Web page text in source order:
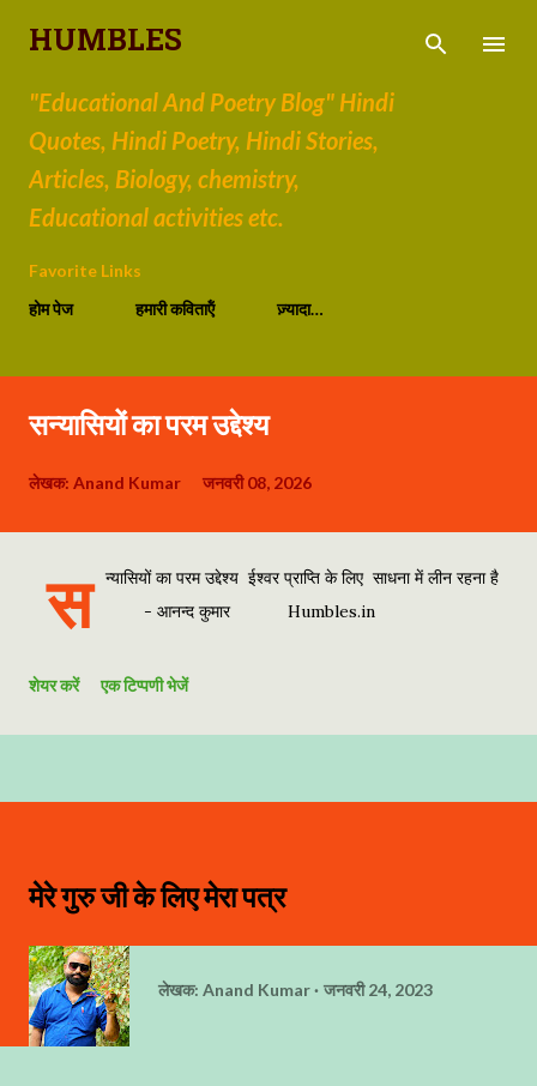
HUMBLES
"Educational And Poetry Blog" Hindi
Quotes, Hindi Poetry, Hindi Stories,
Articles, Biology, chemistry,
Educational activities etc.
Favorite Links
होम पेज
हमारी कविताऍं ज़्यादा…
सन्यासियों का परम उद्देश्य
लेखक: Anand Kumar जनवरी 08, 2026
स
न्यासियों का परम उद्देश्य ईश्वर प्राप्ति के लिए साधना में लीन रहना है
- आनन्द कुमार Humbles.in
शेयर करें एक टिप्पणी भेजें
मेरे गुरु जी के लिए मेरा पत्र
लेखक: Anand Kumar जनवरी 24, 2023